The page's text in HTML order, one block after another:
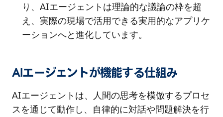
り、AIエージェントは理論的な議論の枠を超
え、実際の現場で活用できる実用的なアプリケ
ーションへと進化しています。
AIエージェントが機能する仕組み
AIエージェントは、人間の思考を模倣するプロセ
スを通じて動作し、自律的に対話や問題解決を行